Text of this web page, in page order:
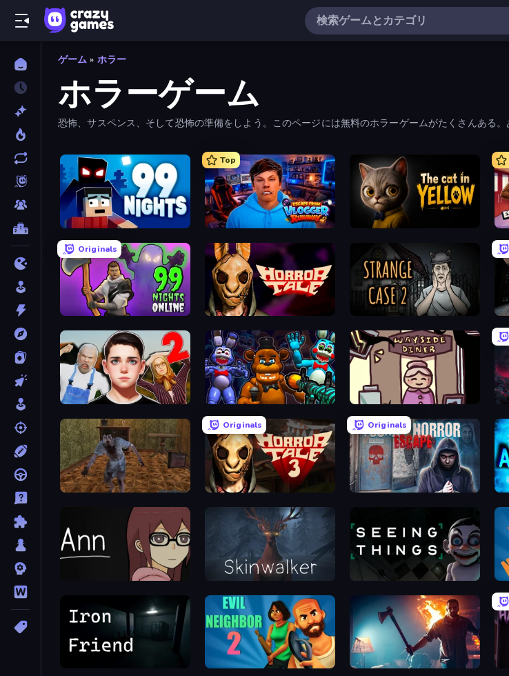
ゲーム » ホラー
ホラーゲーム
恐怖、サスペンス、そして恐怖の準備をしよう。このページには無料のホラーゲームがたくさんある
99 Nights (Bloxd.io)
Top
Escape from Vlogger: Runaway The Cat in Yellow
Originals
99 Nights in the Forest Online Horror Tale Escape Room: Strange Case 2
Schoolboy Escape 2 FNaF Shooter Diner in the Storm
Creepy Granny Scream: Scary Freddy
Originals
Horror Tale 3: The Witch
Originals
Scary Horror Escape Room
Skinwalker Seeing Things
Evil Neighbor 2 You Are Being Watched